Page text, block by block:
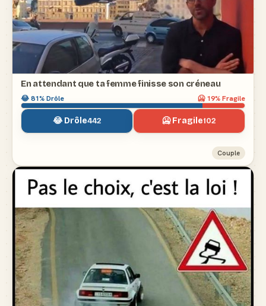
En attendant que ta femme finisse son créneau
😂81% Drôle 🥶19% Fragile
😂 Drôle442 🥶 Fragile102
Couple